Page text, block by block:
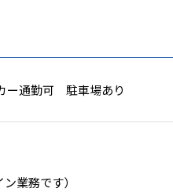
ー通勤可 駐車場あり
業務です）